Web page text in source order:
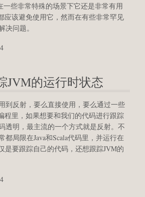
一些非常特殊的场景下它还是非常有用
应该避免使用它，然而在有些非常罕见
决问题。
JVM的运行时状态
到反射，要么直接使用，要么通过一些
程里，如果想要和我们的代码进行跟踪
透明，最主流的一个方式就是反射。不
都局限在Java和Scala代码里，并运行在
是要跟踪自己的代码，还想跟踪JVM的